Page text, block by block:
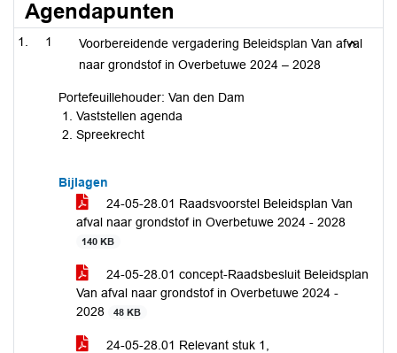
Agendapunten
1
Voorbereidende vergadering Beleidsplan Van afval
naar grondstof in Overbetuwe 2024 – 2028
Portefeuillehouder: Van den Dam
Vaststellen agenda
Spreekrecht
Bijlagen
24-05-28.01 Raadsvoorstel Beleidsplan Van
afval naar grondstof in Overbetuwe 2024 - 2028
140 KB
24-05-28.01 concept-Raadsbesluit Beleidsplan
Van afval naar grondstof in Overbetuwe 2024 -
2028
48 KB
24-05-28.01 Relevant stuk 1,